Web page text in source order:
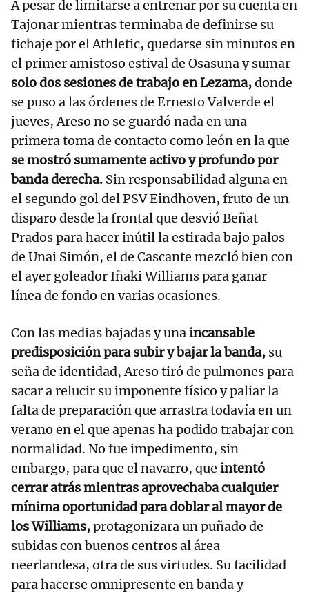
A pesar de limitarse a entrenar por su cuenta en
Tajonar mientras terminaba de definirse su
fichaje por el Athletic, quedarse sin minutos en
el primer amistoso estival de Osasuna y sumar
solo dos sesiones de trabajo en Lezama,donde
se puso a las órdenes de Ernesto Valverde el
jueves, Areso no se guardó nada en una
primera toma de contacto como león en la que
se mostró sumamente activo y profundo por
banda derecha. Sin responsabilidad alguna en
el segundo gol del PSV Eindhoven, fruto de un
disparo desde la frontal que desvió Beñat
Prados para hacer inútil la estirada bajo palos
de Unai Simón, el de Cascante mezcló bien con
el ayer goleador Iñaki Williams para ganar
línea de fondo en varias ocasiones.
Con las medias bajadas y unaincansable
predisposición para subir y bajar la banda, su
seña de identidad, Areso tiró de pulmones para
sacar a relucir su imponente físico y paliar la
falta de preparación que arrastra todavía en un
verano en el que apenas ha podido trabajar con
normalidad. No fue impedimento, sin
embargo, para que el navarro, que intentó
cerrar atrás mientras aprovechaba cualquier
mínima oportunidad para doblar al mayor de
los Williams,protagonizara un puñado de
subidas con buenos centros al área
neerlandesa, otra de sus virtudes. Su facilidad
para hacerse omnipresente en banda y